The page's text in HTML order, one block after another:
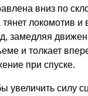
вниз по
тянет локомотив и
замедляя
и толкает
при спуске.
увеличить силу